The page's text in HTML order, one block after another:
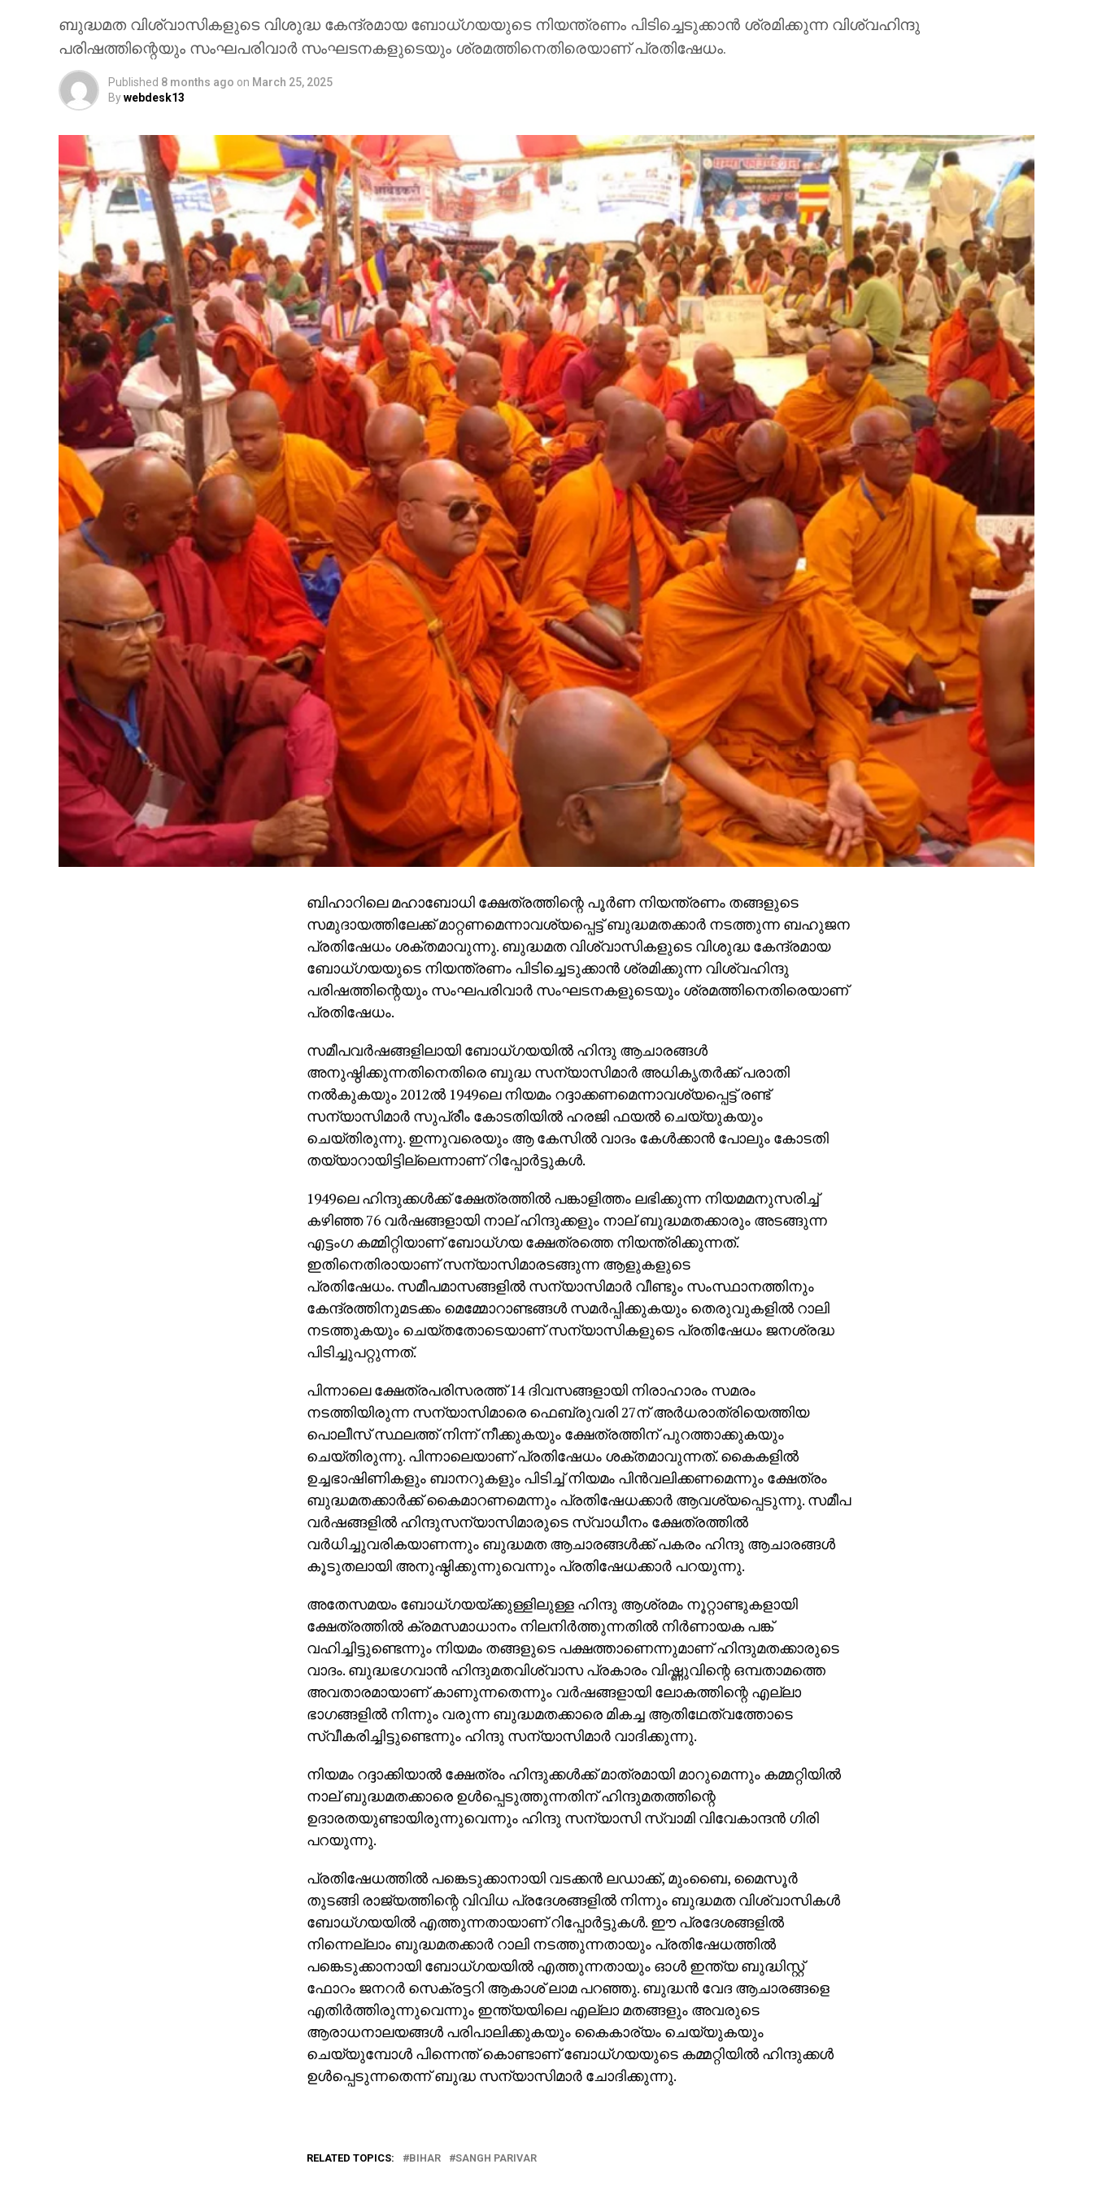
ബുദ്ധമത വിശ്വാസികളുടെ വിശുദ്ധ കേന്ദ്രമായ ബോധ്ഗയയുടെ നിയന്ത്രണം പിടിച്ചെടുക്കാന്‍ ശ്രമിക്കുന്ന വിശ്വഹിന്ദു
പരിഷത്തിന്റെയും സംഘപരിവാര്‍ സംഘടനകളുടെയും ശ്രമത്തിനെതിരെയാണ് പ്രതിഷേധം.
Published 8 months ago on March 25, 2025
Bywebdesk13
ബിഹാറിലെ മഹാബോധി ക്ഷേത്രത്തിന്റെ പൂര്‍ണ നിയന്ത്രണം തങ്ങളുടെ
സമുദായത്തിലേക്ക് മാറ്റണമെന്നാവശ്യപ്പെട്ട് ബുദ്ധമതക്കാര്‍ നടത്തുന്ന ബഹുജന
പ്രതിഷേധം ശക്തമാവുന്നു. ബുദ്ധമത വിശ്വാസികളുടെ വിശുദ്ധ കേന്ദ്രമായ
ബോധ്ഗയയുടെ നിയന്ത്രണം പിടിച്ചെടുക്കാന്‍ ശ്രമിക്കുന്ന വിശ്വഹിന്ദു
പരിഷത്തിന്റെയും സംഘപരിവാര്‍ സംഘടനകളുടെയും ശ്രമത്തിനെതിരെയാണ്
പ്രതിഷേധം.
സമീപവര്‍ഷങ്ങളിലായി ബോധ്ഗയയില്‍ ഹിന്ദു ആചാരങ്ങള്‍
അനുഷ്ഠിക്കുന്നതിനെതിരെ ബുദ്ധ സന്യാസിമാര്‍ അധികൃതര്‍ക്ക് പരാതി
നല്‍കുകയും 2012ല്‍ 1949ലെ നിയമം റദ്ദാക്കണമെന്നാവശ്യപ്പെട്ട് രണ്ട്
സന്യാസിമാര്‍ സുപ്രീം കോടതിയില്‍ ഹരജി ഫയല്‍ ചെയ്യുകയും
ചെയ്തിരുന്നു. ഇന്നുവരെയും ആ കേസില്‍ വാദം കേള്‍ക്കാന്‍ പോലും കോടതി
തയ്യാറായിട്ടില്ലെന്നാണ് റിപ്പോര്‍ട്ടുകള്‍.
1949ലെ ഹിന്ദുക്കള്‍ക്ക് ക്ഷേത്രത്തില്‍ പങ്കാളിത്തം ലഭിക്കുന്ന നിയമമനുസരിച്ച്
കഴിഞ്ഞ 76 വര്‍ഷങ്ങളായി നാല് ഹിന്ദുക്കളും നാല് ബുദ്ധമതക്കാരും അടങ്ങുന്ന
എട്ടംഗ കമ്മിറ്റിയാണ് ബോധ്ഗയ ക്ഷേത്രത്തെ നിയന്ത്രിക്കുന്നത്.
ഇതിനെതിരായാണ് സന്യാസിമാരടങ്ങുന്ന ആളുകളുടെ
പ്രതിഷേധം. സമീപമാസങ്ങളില്‍ സന്യാസിമാര്‍ വീണ്ടും സംസ്ഥാനത്തിനും
കേന്ദ്രത്തിനുമടക്കം മെമ്മോറാണ്ടങ്ങള്‍ സമര്‍പ്പിക്കുകയും തെരുവുകളില്‍ റാലി
നടത്തുകയും ചെയ്തതോടെയാണ് സന്യാസികളുടെ പ്രതിഷേധം ജനശ്രദ്ധ
പിടിച്ചുപറ്റുന്നത്.
പിന്നാലെ ക്ഷേത്രപരിസരത്ത് 14 ദിവസങ്ങളായി നിരാഹാരം സമരം
നടത്തിയിരുന്ന സന്യാസിമാരെ ഫെബ്രുവരി 27ന് അര്‍ധരാത്രിയെത്തിയ
പൊലീസ് സ്ഥലത്ത് നിന്ന് നീക്കുകയും ക്ഷേത്രത്തിന് പുറത്താക്കുകയും
ചെയ്തിരുന്നു. പിന്നാലെയാണ് പ്രതിഷേധം ശക്തമാവുന്നത്. കൈകളില്‍
ഉച്ചഭാഷിണികളും ബാനറുകളും പിടിച്ച് നിയമം പിന്‍വലിക്കണമെന്നും ക്ഷേത്രം
ബുദ്ധമതക്കാര്‍ക്ക് കൈമാറണമെന്നും പ്രതിഷേധക്കാര്‍ ആവശ്യപ്പെടുന്നു. സമീപ
വര്‍ഷങ്ങളില്‍ ഹിന്ദുസന്യാസിമാരുടെ സ്വാധീനം ക്ഷേത്രത്തില്‍
വര്‍ധിച്ചുവരികയാണന്നും ബുദ്ധമത ആചാരങ്ങള്‍ക്ക് പകരം ഹിന്ദു ആചാരങ്ങള്‍
കൂടുതലായി അനുഷ്ഠിക്കുന്നുവെന്നും പ്രതിഷേധക്കാര്‍ പറയുന്നു.
അതേസമയം ബോധ്ഗയയ്ക്കുള്ളിലുള്ള ഹിന്ദു ആശ്രമം നൂറ്റാണ്ടുകളായി
ക്ഷേത്രത്തില്‍ ക്രമസമാധാനം നിലനിര്‍ത്തുന്നതില്‍ നിര്‍ണായക പങ്ക്
വഹിച്ചിട്ടുണ്ടെന്നും നിയമം തങ്ങളുടെ പക്ഷത്താണെന്നുമാണ് ഹിന്ദുമതക്കാരുടെ
വാദം. ബുദ്ധഭഗവാന്‍ ഹിന്ദുമതവിശ്വാസ പ്രകാരം വിഷ്ണുവിന്റെ ഒമ്പതാമത്തെ
അവതാരമായാണ് കാണുന്നതെന്നും വര്‍ഷങ്ങളായി ലോകത്തിന്റെ എല്ലാ
ഭാഗങ്ങളില്‍ നിന്നും വരുന്ന ബുദ്ധമതക്കാരെ മികച്ച ആതിഥേത്വത്തോടെ
സ്വീകരിച്ചിട്ടുണ്ടെന്നും ഹിന്ദു സന്യാസിമാര്‍ വാദിക്കുന്നു.
നിയമം റദ്ദാക്കിയാല്‍ ക്ഷേത്രം ഹിന്ദുക്കള്‍ക്ക് മാത്രമായി മാറുമെന്നും കമ്മറ്റിയില്‍
നാല് ബുദ്ധമതക്കാരെ ഉള്‍പ്പെടുത്തുന്നതിന് ഹിന്ദുമതത്തിന്റെ
ഉദാരതയുണ്ടായിരുന്നുവെന്നും ഹിന്ദു സന്യാസി സ്വാമി വിവേകാന്ദന്‍ ഗിരി
പറയുന്നു.
പ്രതിഷേധത്തില്‍ പങ്കെടുക്കാനായി വടക്കന്‍ ലഡാക്ക്, മുംബൈ, മൈസൂര്‍
തുടങ്ങി രാജ്യത്തിന്റെ വിവിധ പ്രദേശങ്ങളില്‍ നിന്നും ബുദ്ധമത വിശ്വാസികള്‍
ബോധ്ഗയയില്‍ എത്തുന്നതായാണ് റിപ്പോര്‍ട്ടുകള്‍. ഈ പ്രദേശങ്ങളില്‍
നിന്നെല്ലാം ബുദ്ധമതക്കാര്‍ റാലി നടത്തുന്നതായും പ്രതിഷേധത്തില്‍
പങ്കെടുക്കാനായി ബോധ്ഗയയില്‍ എത്തുന്നതായും ഓള്‍ ഇന്ത്യ ബുദ്ധിസ്റ്റ്
ഫോറം ജനറര്‍ സെക്രട്ടറി ആകാശ് ലാമ പറഞ്ഞു. ബുദ്ധന്‍ വേദ ആചാരങ്ങളെ
എതിര്‍ത്തിരുന്നുവെന്നും ഇന്ത്യയിലെ എല്ലാ മതങ്ങളും അവരുടെ
ആരാധനാലയങ്ങള്‍ പരിപാലിക്കുകയും കൈകാര്യം ചെയ്യുകയും
ചെയ്യുമ്പോള്‍ പിന്നെന്ത് കൊണ്ടാണ് ബോധ്ഗയയുടെ കമ്മറ്റിയില്‍ ഹിന്ദുക്കള്‍
ഉള്‍പ്പെടുന്നതെന്ന് ബുദ്ധ സന്യാസിമാര്‍ ചോദിക്കുന്നു.
RELATED TOPICS: BIHAR SANGH PARIVAR